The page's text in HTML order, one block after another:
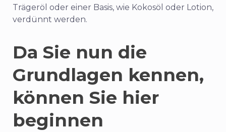
Trägeröl oder einer Basis, wie Kokosöl oder Lotion,
verdünnt werden.
Da Sie nun die
Grundlagen kennen,
können Sie hier
beginnen